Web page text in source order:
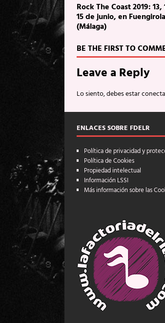
Rock The Coast 2019: 13,
15 de junio, en Fuengirola
(Málaga)
BE THE FIRST TO
Leave a Reply
Lo siento, debes estar
ENLACES SOBRE FDELR
Política de privacidad y
Política de Cookies
Propiedad intelectual
Información LSSI
Más información sobre las